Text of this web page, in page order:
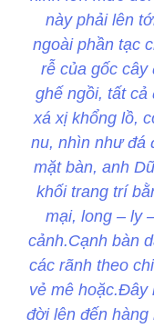
này phải lên
ngoài phần tạc
rễ của gốc cây
ghế ngồi, tất cả
xá xị khổng lồ,
nu, nhìn như đá
mặt bàn, anh
khối trang trí
mại, long – ly
cảnh.Cạnh bàn
các rãnh theo
vẻ mê hoặc.Đây
đời lên đến